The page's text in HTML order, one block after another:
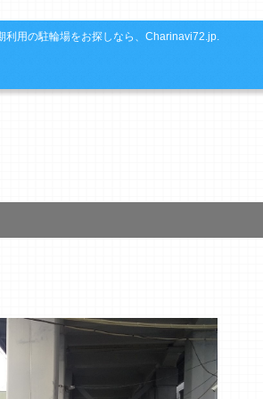
利用の駐輪場をお探しなら、Charinavi72.jp.